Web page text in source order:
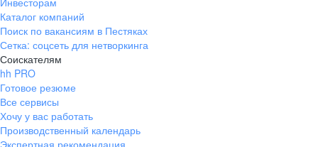
Каталог компаний
Поиск по вакансиям в Пестяках
Сетка: соцсеть для нетворкинга
Соискателям
hh PRO
Готовое резюме
Все сервисы
Хочу у вас работать
Производственный календарь
Экспертная рекомендация